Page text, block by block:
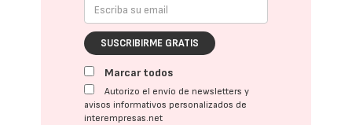
SUSCRIBIRME GRATIS
Marcar todos
Autorizo el envío de newsletters y
avisos informativos personalizados de
interempresas.net